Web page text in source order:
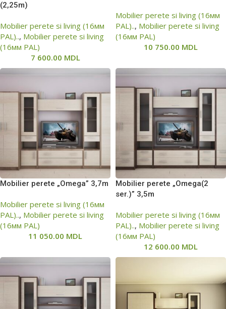
(2,25m)
Mobilier perete si living (16мм
PAL).., Mobilier perete si living
(16мм PAL)
7 600.00 MDL
Mobilier perete si living (16мм
PAL).., Mobilier perete si living
(16мм PAL)
10 750.00 MDL
Mobilier perete „Omega” 3,7m
Mobilier perete si living (16мм
PAL).., Mobilier perete si living
(16мм PAL)
11 050.00 MDL
Mobilier perete „Omega(2
ser.)” 3,5m
Mobilier perete si living (16мм
PAL).., Mobilier perete si living
(16мм PAL)
12 600.00 MDL